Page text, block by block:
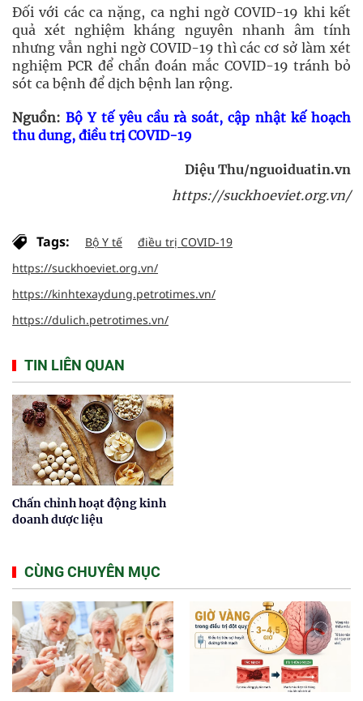
Đối với các ca nặng, ca nghi ngờ COVID-19 khi kết
quả xét nghiệm kháng nguyên nhanh âm tính
nhưng vẫn nghi ngờ COVID-19 thì các cơ sở làm xét
nghiệm PCR để chẩn đoán mắc COVID-19 tránh bỏ
sót ca bệnh để dịch bệnh lan rộng.
Nguồn:Bộ Y tế yêu cầu rà soát, cập nhật kế hoạch
thu dung, điều trị COVID-19
Diệu Thu/nguoiduatin.vn
https://suckhoeviet.org.vn/
Tags: Bộ Y tế
điều trị COVID-19
https://suckhoeviet.org.vn/
https://kinhtexaydung.petrotimes.vn/
https://dulich.petrotimes.vn/
TIN LIÊN QUAN
Chấn chỉnh hoạt động kinh
doanh dược liệu
CÙNG CHUYÊN MỤC